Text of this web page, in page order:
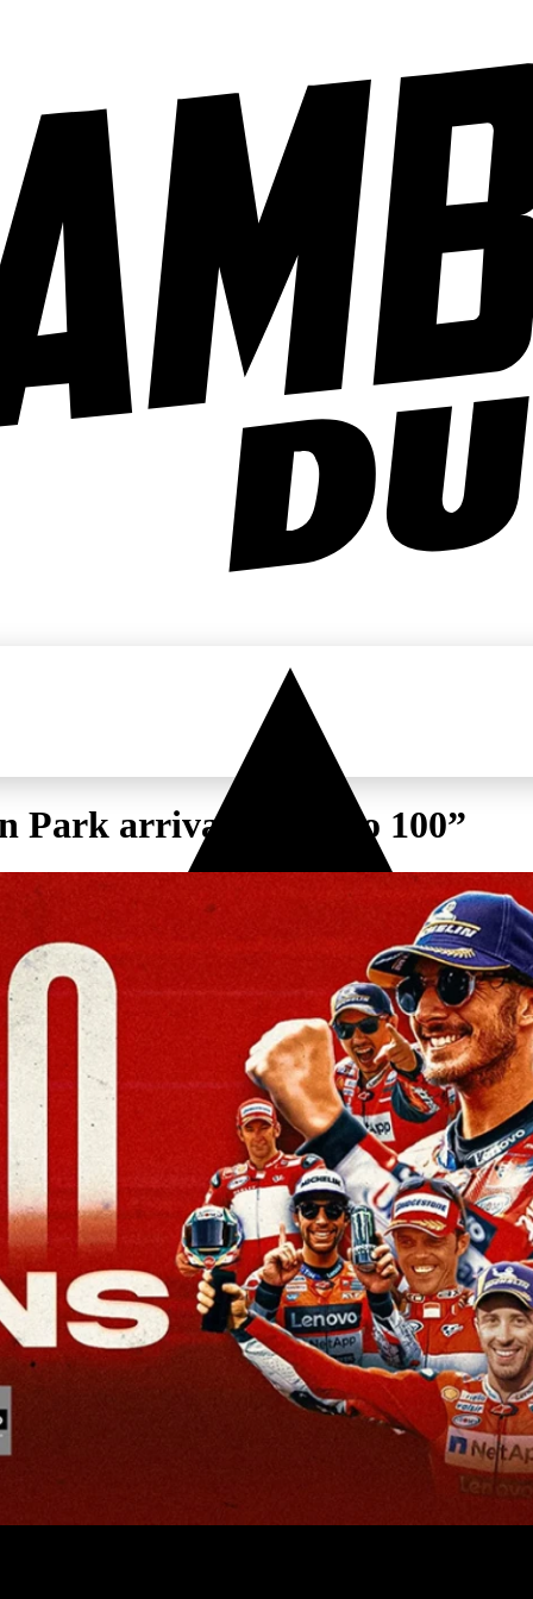
Park arriva il “Triplo 100”
uno dei traguardi più significativi della propria storia